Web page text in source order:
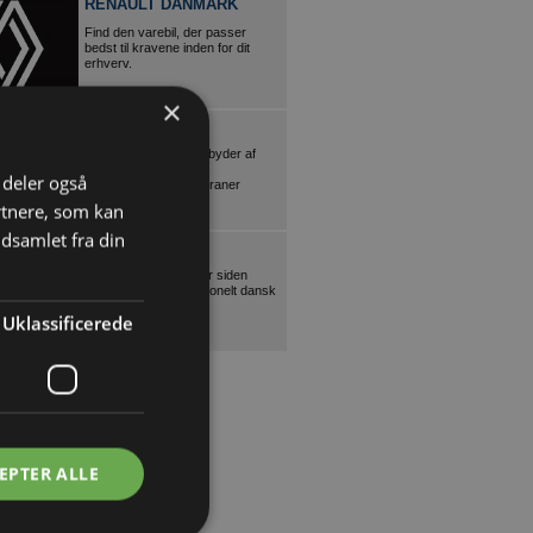
RENAULT DANMARK
Find den varebil, der passer
bedst til kravene inden for dit
erhverv.
SCANTRUCK
Danmarks største udbyder af
teleskoplæssere og kraner
VEJLETRAPPEN
Individuelle trætrapper siden
1972. Smukt og funktionelt dansk
design.
×
også
som kan
fra din
Uklassificerede
ALLE